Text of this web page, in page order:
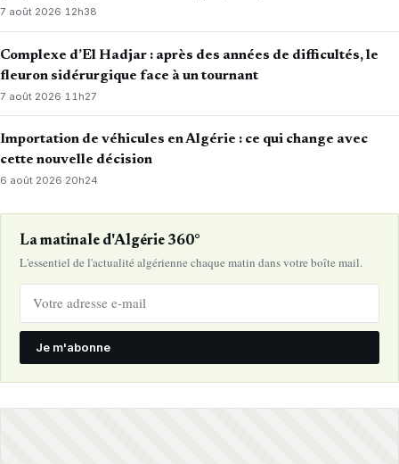
7 août 2026·12h38
Complexe d’El Hadjar : après des années de difficultés, le
fleuron sidérurgique face à un tournant
7 août 2026· 11h27
Importation de véhicules en Algérie : ce qui change avec
cette nouvelle décision
6 août 2026·20h24
La matinale d'Algérie 360°
L'essentiel de l'actualité algérienne chaque matin dans votre boîte mail.
Je m'abonne